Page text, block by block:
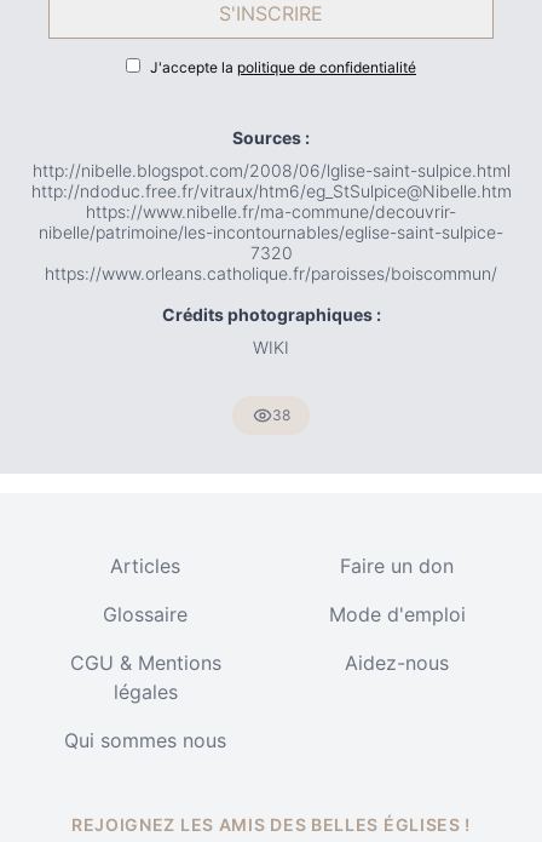
S'INSCRIRE
J'accepte la politique de confidentialité
Sources :
http://nibelle.blogspot.com/2008/06/lglise-saint-sulpice.html
http://ndoduc.free.fr/vitraux/htm6/eg_StSulpice@Nibelle.htm
https://www.nibelle.fr/ma-commune/decouvrir-
nibelle/patrimoine/les-incontournables/eglise-saint-sulpice-
7320
https://www.orleans.catholique.fr/paroisses/boiscommun/
Crédits photographiques :
WIKI
38
Articles
Faire un don
Glossaire
Mode d'emploi
CGU & Mentions
légales
Aidez-nous
Qui sommes nous
REJOIGNEZ LES AMIS DES BELLES ÉGLISES !